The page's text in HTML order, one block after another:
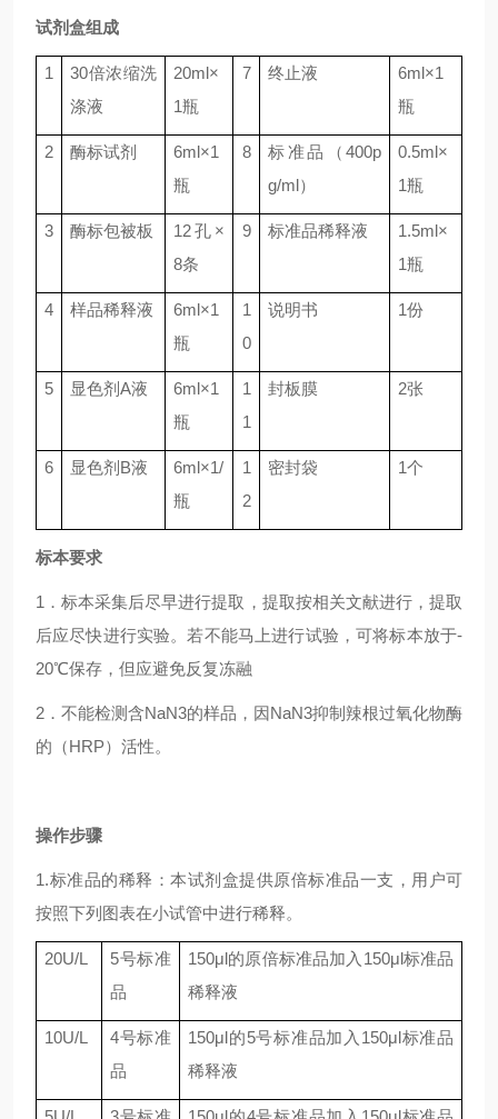
试剂盒组成
1 30倍浓缩洗
涤液
20ml×
1瓶
7 终止液 6ml×1
瓶
2 酶标试剂 6ml×1
瓶
8 标准品（ 400p
g/ml）
0.5ml×
1瓶
3 酶标包被板 12孔×
8条
9 标准品稀释液 1.5ml×
1瓶
4 样品稀释液 6ml×1
瓶
1
0
说明书 1份
5 显色剂A液 6ml×1
瓶
1
1
封板膜 2张
6 显色剂 B液 6ml×1/
瓶
1
2
密封袋 1个
标本要求
1．标本采集后尽早进行提取，提取按相关文献进行，提取
后应尽快进行实验。若不能马上进行试验，可将标本放于-
20℃保存，但应避免反复冻融
2．不能检测含NaN3的样品，因NaN3抑制辣根过氧化物酶
的（HRP）活性。
操作步骤
1.标准品的稀释：本试剂盒提供原倍标准品一支，用户可
按照下列图表在小试管中进行稀释。
20U/L 5号标准
品
150μl的原倍标准品加入 150μl标准品
稀释液
10U/L 4号标准
品
150μl的5号标准品加入 150μl标准品
稀释液